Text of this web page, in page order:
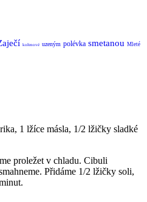
kořenové uzeným polévka smetanou Mleté
1 lžíce másla, 1/2 lžičky sladké
proležet v chladu. Cibuli
Přidáme 1/2 lžičky soli,